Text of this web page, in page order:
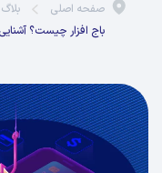
صفحه اصلی بلاگ
باج افزار چیست؟